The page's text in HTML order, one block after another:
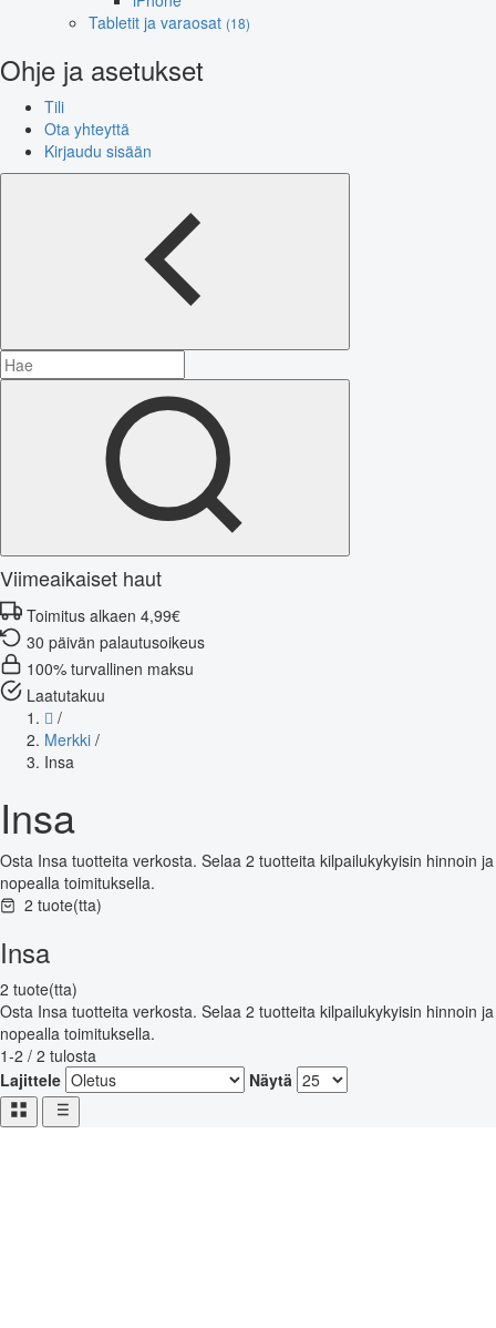
Tabletit ja varaosat (18)
Ohje ja asetukset
Tili
Ota yhteyttä
Kirjaudu sisään
Viimeaikaiset haut
Toimitus alkaen 4,99€
30 päivän palautusoikeus
100% turvallinen maksu
Laatutakuu
/
Merkki /
Insa
Insa
Osta Insa tuotteita verkosta. Selaa 2 tuotteita kilpailukykyisin hinnoin ja
nopealla toimituksella.
2 tuote(tta)
Insa
2 tuote(tta)
Osta Insa tuotteita verkosta. Selaa 2 tuotteita kilpailukykyisin hinnoin ja
nopealla toimituksella.
1-2 / 2 tulosta
Lajittele
Näytä